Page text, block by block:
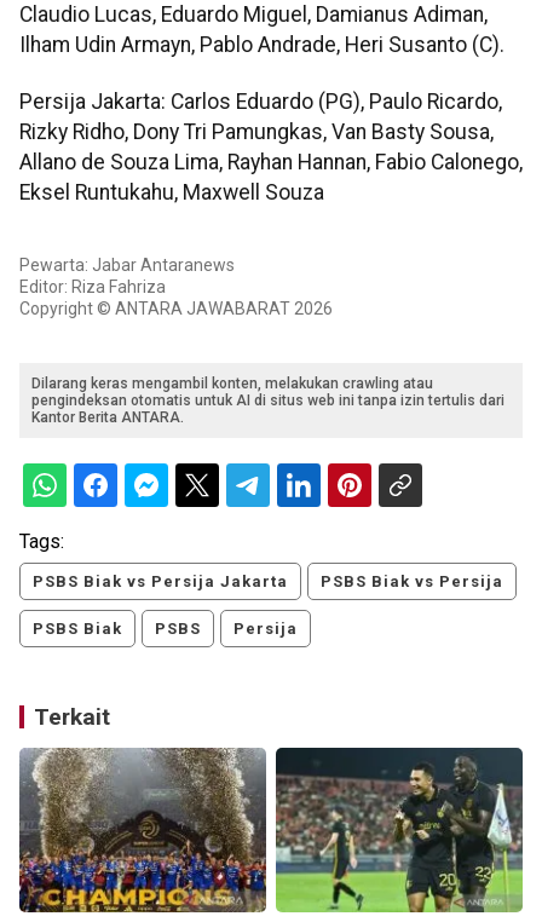
Claudio Lucas, Eduardo Miguel, Damianus Adiman,
Ilham Udin Armayn, Pablo Andrade, Heri Susanto (C).
Persija Jakarta: Carlos Eduardo (PG), Paulo Ricardo,
Rizky Ridho, Dony Tri Pamungkas, Van Basty Sousa,
Allano de Souza Lima, Rayhan Hannan, Fabio Calonego,
Eksel Runtukahu, Maxwell Souza
Pewarta: Jabar Antaranews
Editor: Riza Fahriza
Copyright © ANTARA JAWABARAT 2026
Dilarang keras mengambil konten, melakukan crawling atau
pengindeksan otomatis untuk AI di situs web ini tanpa izin tertulis dari
Kantor Berita ANTARA.
Tags:
PSBS Biak vs Persija Jakarta PSBS Biak vs Persija
PSBS Biak PSBS Persija
Terkait